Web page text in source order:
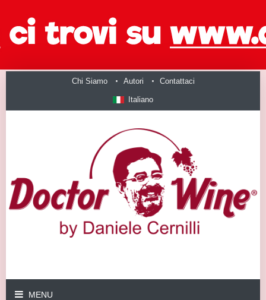
Chi Siamo Autori Contattaci
Italiano
MENU